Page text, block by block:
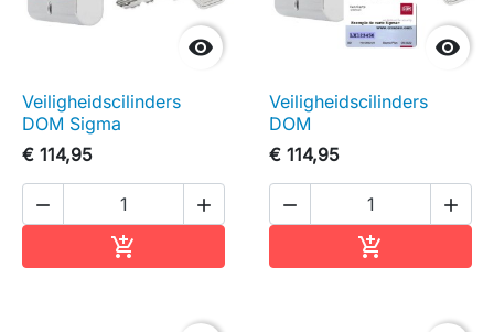

Veiligheidscilinders
DOM Sigma
€ 114,95
 


Veiligheidscilinders
DOM
€ 114,95
 
